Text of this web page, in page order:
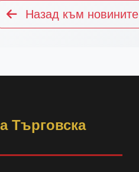
Назад към новините
Търговска